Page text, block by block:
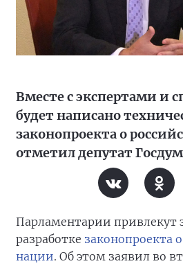
Вместе с экспертами и
будет написано
законопроекта о
отметил депутат
Парламентарии привлекут
разработке законопроекта
нации. Об этом заявил во